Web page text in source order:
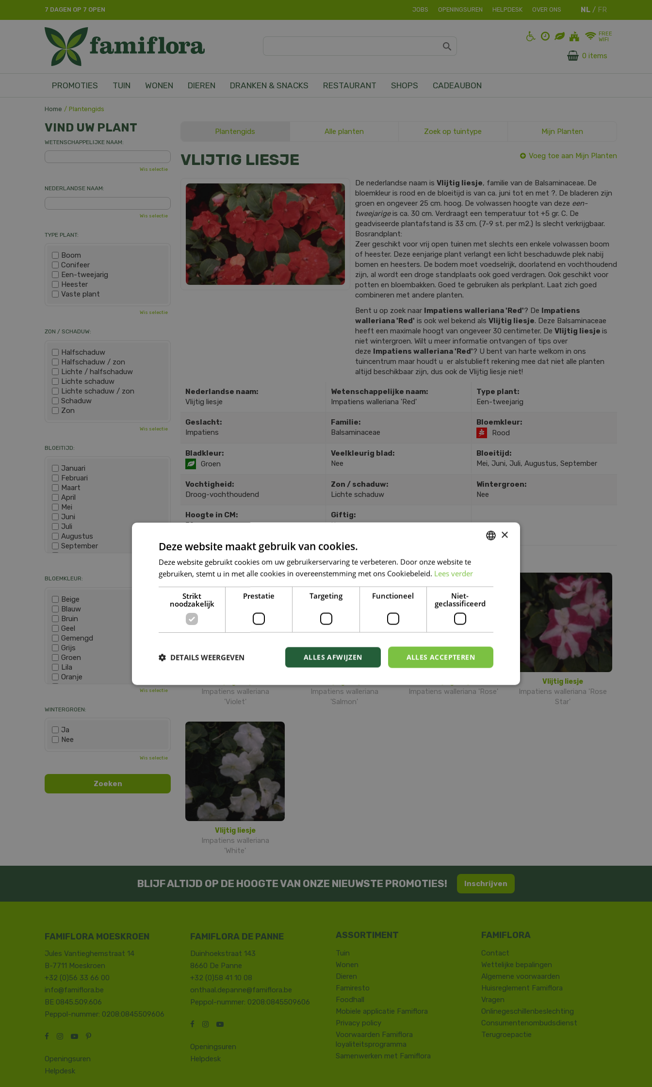
Home Plantengids
7 DAGEN OP 7 OPEN JOBS OPENINGSUREN HELPDESK OVER ONS
FREE
WIFI
0 items
PROMOTIES TUIN WONEN DIEREN DRANKEN & SNACKS RESTAURANT SHOPS CADEAUBON
Plantengids Alle planten Zoek op tuintype Mijn Planten
VLIJTIG LIESJE Voeg toe aan Mijn Planten
De nederlandse naam is Vlijtig liesje, familie van de Balsaminaceae. De
bloemkleur is rood en de bloeitijd is van ca. juni tot en met ?. De bladeren zijn
groen en ongeveer 25 cm. hoog. De volwassen hoogte van deze een-
tweejarigeis ca. 30 cm. Verdraagt een temperatuur tot +5 gr. C. De
geadviseerde plantafstand is 33 cm. (7-9 st. per m2.) Is slecht verkrijgbaar.
Bosrandplant:
Zeer geschikt voor vrij open tuinen met slechts een enkele volwassen boom
of heester. Deze eenjarige plant verlangt een licht beschaduwde plek nabij
bomen en heesters. De bodem moet voedselrijk, doorlatend en vochthoudend
zijn, al wordt een droge standplaats ook goed verdragen. Ook geschikt voor
potten en bloembakken. Goed te gebruiken als perkplant. Laat zich goed
combineren met andere planten.
Bent u op zoek naar Impatiens walleriana 'Red'? De Impatiens
walleriana 'Red' is ook wel bekend als Vlijtig liesje. Deze Balsaminaceae
heeft een maximale hoogt van ongeveer 30 centimeter. De Vlijtig liesje is
niet wintergroen. Wilt u meer informatie ontvangen of tips over
deze Impatiens walleriana 'Red'? U bent van harte welkom in ons
tuincentrum maar houdt u er alstublieft rekening mee dat niet alle planten
altijd beschikbaar zijn, dus ook de Vlijtig liesje niet!
Nederlandse naam:
Vlijtig liesje
Wetenschappelijke naam:
Impatiens walleriana 'Red'
Type plant:
Een-tweejarig
Geslacht:
Impatiens
Familie:
Balsaminaceae
Bloemkleur:
Rood
Bladkleur:
Groen
Veelkleurig blad:
Nee
Bloeitijd:
Mei, Juni, Juli, Augustus, September
Vochtigheid:
Droog-vochthoudend
Zon / schaduw:
Lichte schaduw
Wintergroen:
Nee
Hoogte in CM:
30
Giftig:
Nee
SOORTGELIJKE PLANTEN
Impatiens walleriana
'Violet'
Impatiens walleriana
'Salmon'
Impatiens walleriana 'Rose'
Vlijtig liesje
Impatiens walleriana 'Rose
Star'
Vlijtig liesje
Impatiens walleriana
'White'
VIND UW PLANT
WETENSCHAPPELIJKE NAAM:
Wis selectie
NEDERLANDSE NAAM:
Wis selectie
TYPE PLANT:
Boom
Conifeer
Een-tweejarig
Heester
Vaste plant
Wis selectie
ZON / SCHADUW:
Halfschaduw
Halfschaduw / zon
Lichte / halfschaduw
Lichte schaduw
Lichte schaduw / zon
Schaduw
Zon
Wis selectie
BLOEITIJD:
Januari
Februari
Maart
April
Mei
Juni
Juli
Augustus
September
December
Wis selectie
BLOEMKLEUR:
Beige
Blauw
Bruin
Geel
Gemengd
Grijs
Groen
Lila
Oranje
Roze
Zwart
Wis selectie
WINTERGROEN:
Ja
Nee
Wis selectie
BLIJF ALTIJD OP DE HOOGTE VAN ONZE NIEUWSTE PROMOTIES! Inschrijven
FAMIFLORA MOESKROEN
Jules Vantieghemstraat 14
B-7711 Moeskroen
+32 (0)56 33 66 00
info@famiflora.be
BE 0845.509.606
Peppol-nummer: 0208:0845509606
Openingsuren
Helpdesk
FAMIFLORA DE PANNE
Duinhoekstraat 143
8660 De Panne
+32 (0)58 41 10 08
onthaal.depanne@famiflora.be
Peppol-nummer: 0208:0845509606
Openingsuren
Helpdesk
Tuin
Wonen
Dieren
Famiresto
Foodhall
Mobiele applicatie Famiflora
Privacy policy
Voorwaarden Famiflora
loyaliteitsprogramma
Samenwerken met Famiflora
Contact
​Wettelijke bepalingen
Algemene voorwaarden
Huisreglement Famiflora
Vragen
Onlinegeschillenbeslechting
Consumentenombudsdienst
Terugroepactie
×
Deze website maakt gebruik van cookies.
Deze website gebruikt cookies om uw gebruikerservaring te verbeteren. Door onze website te
gebruiken, stemt u in met alle cookies in overeenstemming met ons Cookiebeleid. Lees verder
Strikt
noodzakelijk
Prestatie Targeting Functioneel
Niet-
geclassificeerd
ALLES ACCEPTEREN
ALLES AFWIJZEN
DETAILS WEERGEVEN